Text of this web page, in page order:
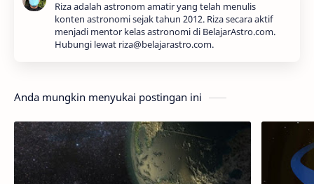
Riza adalah astronom amatir yang telah menulis
konten astronomi sejak tahun 2012. Riza secara aktif
menjadi mentor kelas astronomi di BelajarAstro.com.
Hubungi lewat riza@belajarastro.com.
Anda mungkin menyukai postingan ini